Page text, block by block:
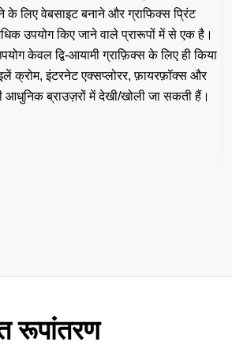
के लिए वेबसाइट बनाने और ग्राफिक्स प्रिंट
उपयोग किए जाने वाले प्रारूपों में से एक है।
केवल द्वि-आयामी ग्राफ़िक्स के लिए ही किया
क्रोम, इंटरनेट एक्सप्लोरर, फ़ायरफ़ॉक्स और
आधुनिक ब्राउज़रों में देखी/खोली जा सकती हैं।
रूपांतरण